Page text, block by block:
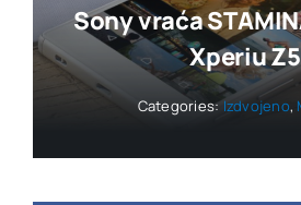
Sony vraća
Xperiu Z5
Categories:Izdvojeno,